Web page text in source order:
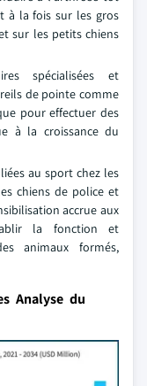
à la fois sur les gros
sur les petits chiens
spécialisées et
de pointe comme
pour effectuer des
à la croissance du
au sport chez les
chiens de police et
accrue aux
la fonction et
animaux formés,
Analyse du